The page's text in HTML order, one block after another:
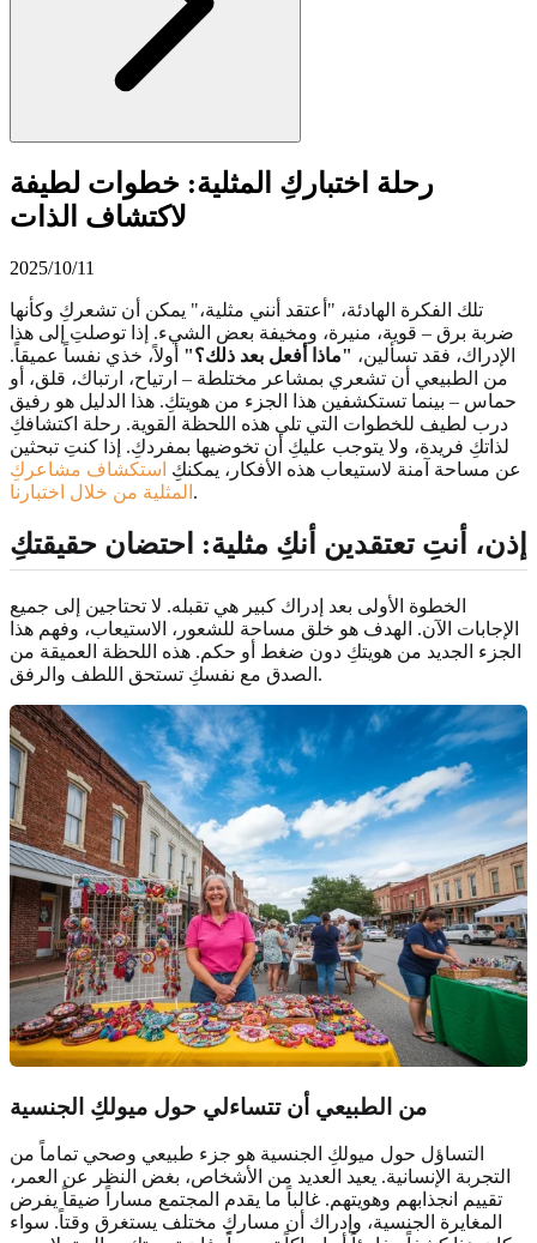
رحلة اختباركِ المثلية: خطوات لطيفة
لاكتشاف الذات
2025/10/11
تلك الفكرة الهادئة، "أعتقد أنني مثلية،" يمكن أن تشعركِ وكأنها
ضربة برق – قوية، منيرة، ومخيفة بعض الشيء. إذا توصلتِ إلى هذا
الإدراك، فقد تسألين، "ماذا أفعل بعد ذلك؟" أولاً، خذي نفساً عميقاً.
من الطبيعي أن تشعري بمشاعر مختلطة – ارتياح، ارتباك، قلق، أو
حماس – بينما تستكشفين هذا الجزء من هويتكِ. هذا الدليل هو رفيق
درب لطيف للخطوات التي تلي هذه اللحظة القوية. رحلة اكتشافكِ
لذاتكِ فريدة، ولا يتوجب عليكِ أن تخوضيها بمفردكِ. إذا كنتِ تبحثين
عن مساحة آمنة لاستيعاب هذه الأفكار، يمكنكِ استكشاف مشاعركِ
المثلية من خلال اختبارنا .
إذن، أنتِ تعتقدين أنكِ مثلية: احتضان حقيقتكِ
الخطوة الأولى بعد إدراك كبير هي تقبله. لا تحتاجين إلى جميع
الإجابات الآن. الهدف هو خلق مساحة للشعور، الاستيعاب، وفهم هذا
الجزء الجديد من هويتكِ دون ضغط أو حكم. هذه اللحظة العميقة من
الصدق مع نفسكِ تستحق اللطف والرفق.
من الطبيعي أنتتساءلي حول ميولكِ الجنسية
التساؤل حول ميولكِ الجنسية هو جزء طبيعي وصحي تماماً من
التجربة الإنسانية. يعيد العديد من الأشخاص، بغض النظر عن العمر،
تقييم انجذابهم وهويتهم. غالباً ما يقدم المجتمع مساراً ضيقاً يفرض
المغايرة الجنسية، وإدراك أن مساركِ مختلف يستغرق وقتاً. سواء